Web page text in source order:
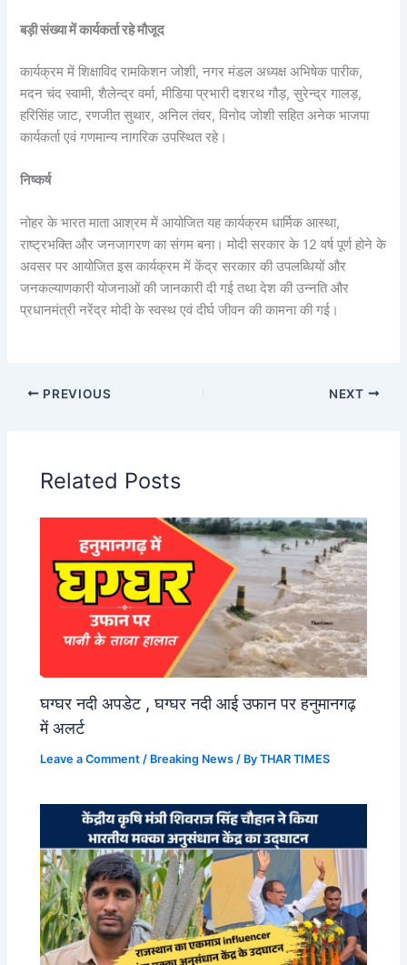
बड़ी संख्या में कार्यकर्ता रहे मौजूद
कार्यक्रम में शिक्षाविद रामकिशन जोशी, नगर मंडल अध्यक्ष अभिषेक पारीक,
मदन चंद स्वामी, शैलेन्द्र वर्मा, मीडिया प्रभारी दशरथ गौड़, सुरेन्द्र गालड़,
हरिसिंह जाट, रणजीत सुथार, अनिल तंवर, विनोद जोशी सहित अनेक भाजपा
कार्यकर्ता एवं गणमान्य नागरिक उपस्थित रहे।
निष्कर्ष
नोहर के भारत माता आश्रम में आयोजित यह कार्यक्रम धार्मिक आस्था,
राष्ट्रभक्ति और जनजागरण का संगम बना। मोदी सरकार के 12 वर्ष पूर्ण होने के
अवसर पर आयोजित इस कार्यक्रम में केंद्र सरकार की उपलब्धियों और
जनकल्याणकारी योजनाओं की जानकारी दी गई तथा देश की उन्नति और
प्रधानमंत्री नरेंद्र मोदी के स्वस्थ एवं दीर्घ जीवन की कामना की गई।
PREVIOUS NEXT
Related Posts
घग्घर नदी अपडेट , घग्घर नदी आई उफान पर हनुमानगढ़
में अलर्ट
Leave a Comment / Breaking News / ByTHAR TIMES